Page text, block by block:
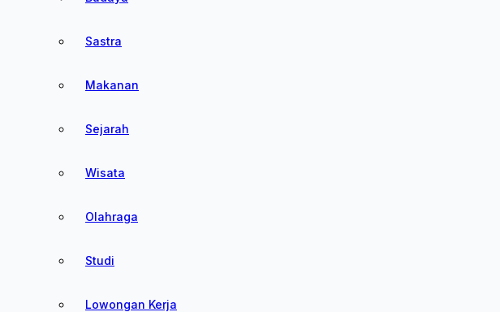
Sastra
Makanan
Sejarah
Wisata
Olahraga
Studi
Lowongan Kerja